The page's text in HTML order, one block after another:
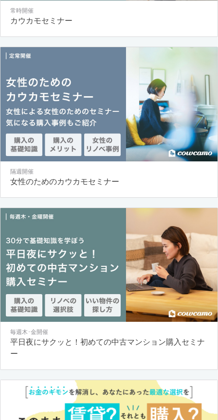
常時開催
カウカモセミナー
隔週開催
女性のためのカウカモセミナー
毎週木･金開催
平日夜にサクッと！初めての中古マンション購入セミナ
ー